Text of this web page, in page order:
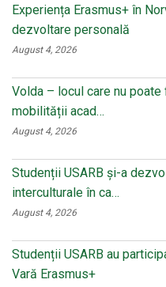
Experiența Erasmus+ în
dezvoltare personală
August 4, 2026
Volda – locul care nu
mobilității acad…
August 4, 2026
Studenții USARB și-a
interculturale în ca…
August 4, 2026
Studenții USARB au
Vară Erasmus+